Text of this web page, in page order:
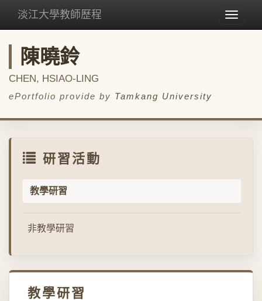
Toggle
淡江大學教師歷程
陳曉鈴
CHEN, HSIAO-LING
ePortfolio provide by Tamkang University
研習活動
教學研習
非教學研習
教學研習